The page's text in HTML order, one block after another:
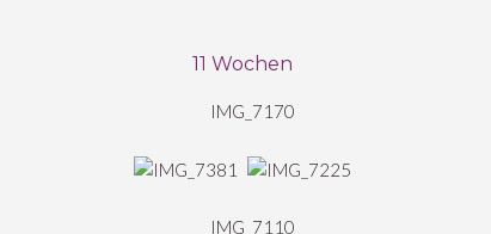
11 Wochen